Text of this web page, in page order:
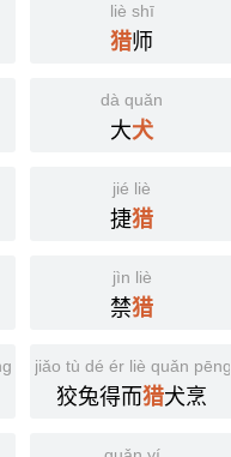
liè shī
猎师
dà quǎn
大犬
jié liè
捷猎
jìn liè
禁猎
jiǎo tù dé ér liè quǎn pēng
狡兔得而猎犬烹